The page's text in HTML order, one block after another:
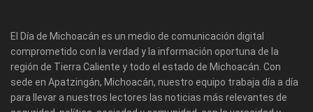
El Día de Michoacán es un medio de comunicación digital
comprometido con la verdad y la información oportuna de la
región de Tierra Caliente y todo el estado de Michoacán. Con
sede en Apatzingán, Michoacán, nuestro equipo trabaja día a día
para llevar a nuestros lectores las noticias más relevantes de